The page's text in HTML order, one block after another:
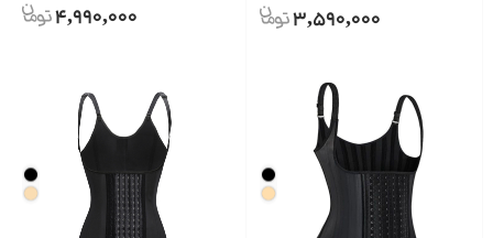
3,590,000
4,990,000